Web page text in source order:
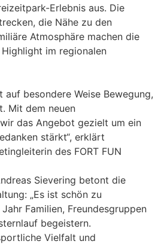
Erlebnis aus. Die
die Nähe zu den
Atmosphäre machen die
im regionalen
auf besondere Weise Bewegung,
Mit dem neuen
das Angebot gezielt um ein
stärkt“, erklärt
des FORT FUN
Sievering betont die
„Es ist schön zu
Familien, Freundesgruppen
begeistern.
Vielfalt und